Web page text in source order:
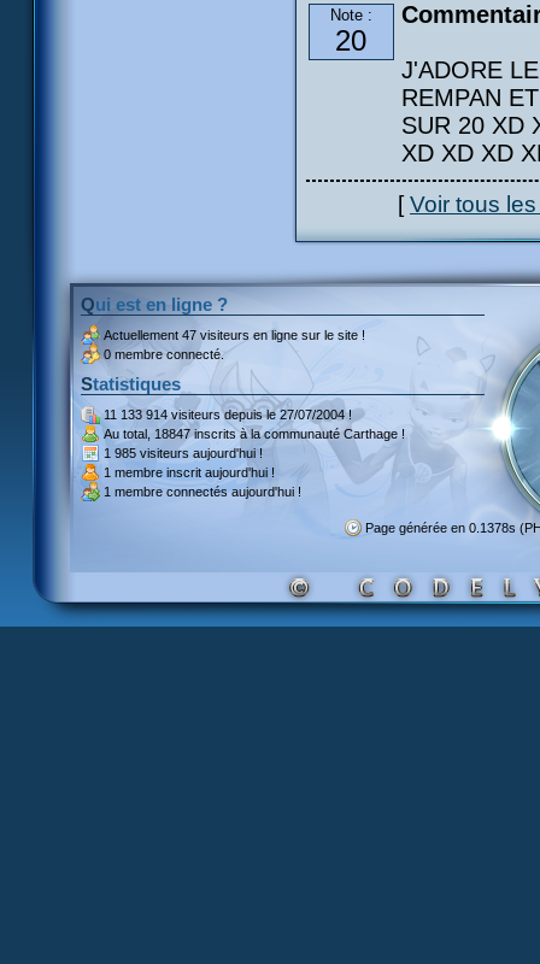
Note :
20
J'ADORE
REMPAN
SUR 20 XD
XD XD XD
[Voir tous
Qui est en ligne ?
Actuellement 47 visiteurs en ligne sur le site !
0 membre connecté.
Statistiques
11 133 914 visiteursdepuis le 27/07/2004 !
Au total, 18847 inscritsà la communauté Carthage !
1 985 visiteurs aujourd'hui !
1 membre inscrit aujourd'hui !
1 membre connectés aujourd'hui !
Page générée en 0.1378s